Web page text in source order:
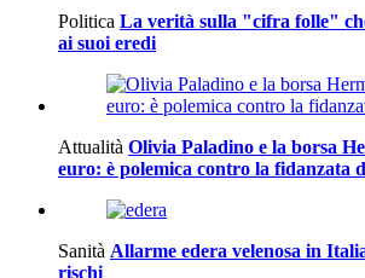
Politica La verità sulla "cifra folle"
ai suoi eredi
Attualità Olivia Paladino e la borsa
euro: è polemica contro la fidanzata
Sanità Allarme edera velenosa in
rischi